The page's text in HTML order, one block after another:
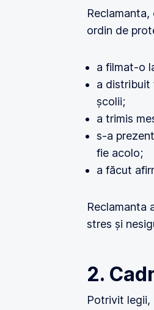
ordin de
a filmat-o
a distribuit
școlii;
a trimis
s-a
fie acolo;
a făcut
Reclamanta
stres și
2.
Potrivit